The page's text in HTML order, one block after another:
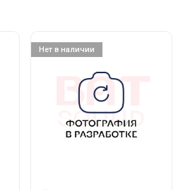
Нет в наличии